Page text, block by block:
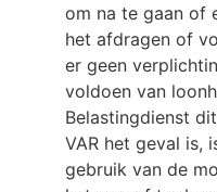
om na te gaan of
het afdragen of
er geen
voldoen van
Belastingdienst
VAR het geval is,
gebruik van de